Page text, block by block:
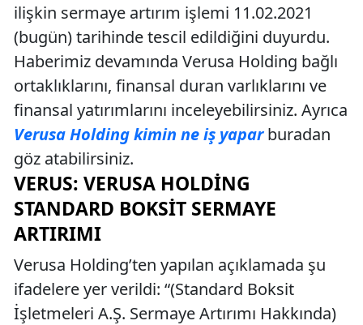
ilişkin sermaye artırım işlemi 11.02.2021
(bugün) tarihinde tescil edildiğini duyurdu.
Haberimiz devamında Verusa Holding bağlı
ortaklıklarını, finansal duran varlıklarını ve
finansal yatırımlarını inceleyebilirsiniz. Ayrıca
Verusa Holding kimin ne iş yaparburadan
göz atabilirsiniz.
VERUS: VERUSA HOLDING
STANDARD BOKSIT SERMAYE
ARTIRIMI
Verusa Holding’ten yapılan açıklamada şu
ifadelere yer verildi: “(Standard Boksit
İşletmeleri A.Ş. Sermaye Artırımı Hakkında)